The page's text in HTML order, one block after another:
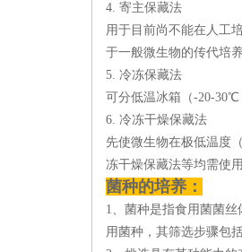
4. 寄主保藏法
用于目前尚不能在人工
于一般微生物的传代培
5. 冷冻保藏法
可分低温冰箱（-20-
6. 冷冻干燥保藏法
先使微生物在极低温度
冻干燥保藏法等均需使
菌种的培养：
1、菌种是指食用菌菌
用菌种，其筛选步骤包